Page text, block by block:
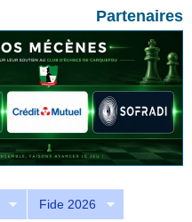
Partenaires
Fide 2026